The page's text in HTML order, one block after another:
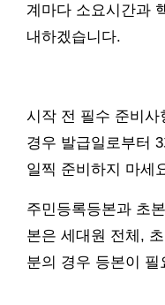
계마다 소요시간과
내하겠습니다.
시작 전 필수 준비사
경우 발급일로부터
일찍 준비하지 마세
주민등록등본과 초
본은 세대원 전체,
분의 경우 등본이